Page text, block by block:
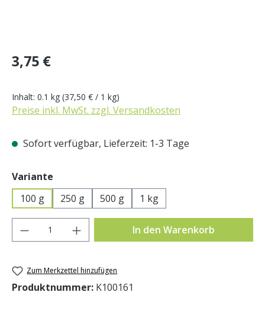
Regulärer Preis:
3,75 €
Inhalt: 0.1 kg (37,50 € / 1 kg)
Preise inkl. MwSt. zzgl. Versandkosten
Sofort verfügbar, Lieferzeit: 1-3 Tage
Variante
100 g
250 g 500 g 1 kg
Produkt Anzahl: Gib den gewünschten
In den Warenkorb
Zum Merkzettel hinzufügen
Produktnummer: K100161